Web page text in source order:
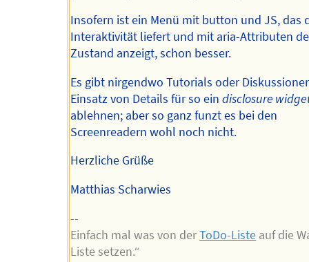
Insofern ist ein Menü mit button und JS, das
Interaktivität liefert und mit aria-Attributen
Zustand anzeigt, schon besser.
Es gibt nirgendwo Tutorials oder
Einsatz von Details für so eindisclosure
ablehnen; aber so ganz funzt es bei den
Screenreadern wohl noch nicht.
Herzliche Grüße
Matthias Scharwies
--
Einfach mal was von derToDo-Liste auf die
Liste setzen.“